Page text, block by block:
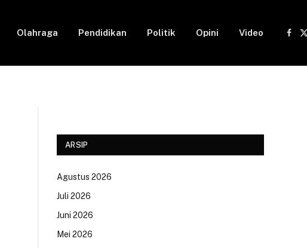
Olahraga Pendidikan Politik Opini Video
ARSIP
Agustus 2026
Juli 2026
Juni 2026
Mei 2026